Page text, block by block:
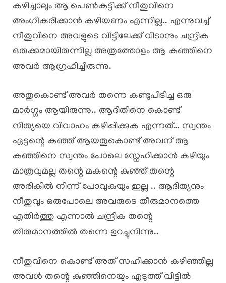
കഴിച്ചാലും ആ പെൺകുട്ടിക്ക് നീതുവിനെ
അംഗീകരിക്കാൻ കഴിയണം എന്നില്ല.. എന്നുവച്ച്
നീതുവിനെ അവളുടെ വീട്ടിലേക്ക് വിടാനും ചന്ദ്രിക
ഒരുക്കമായിരുന്നില്ല അത്രത്തോളം ആ കുഞ്ഞിനെ
അവർ ആഗ്രഹിച്ചിരുന്നു.
അതുകൊണ്ട് അവർ തന്നെ കണ്ടുപിടിച്ച ഒരു
മാർഗ്ഗം ആയിരുന്നു.. ആദിതിനെ കൊണ്ട്
നിത്യയെ വിവാഹം കഴിപ്പിക്കുക എന്നത്… സ്വന്തം
ഏട്ടന്റെ കുഞ്ഞ് ആയതുകൊണ്ട് അവന് ആ
കുഞ്ഞിനെ സ്വന്തം പോലെ സ്നേഹിക്കാൻ കഴിയും
മാത്രവുമല്ല തന്റെ മകന്റെ കുഞ്ഞ് തന്റെ
അരികിൽ നിന്ന് പോവുകയും ഇല്ല .. ആദിത്യനും
നീതുവും ഒരുപോലെ അവരുടെ തീരുമാനത്തെ
എതിർത്തു എന്നാൽ ചന്ദ്രിക തന്റെ
തീരുമാനത്തിൽ തന്നെ ഉറച്ചുനിന്നു..
നീതുവിനെ കൊണ്ട് അത് സഹിക്കാൻ കഴിഞ്ഞില്ല
അവൾ തന്റെ കുഞ്ഞിനെയും എടുത്ത് വീട്ടിൽ